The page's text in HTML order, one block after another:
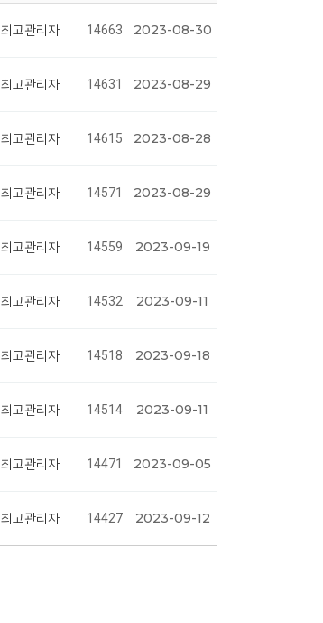
최고관리자 14663 2023-08-30
최고관리자 14631 2023-08-29
최고관리자 14615 2023-08-28
최고관리자 14571 2023-08-29
최고관리자 14559 2023-09-19
최고관리자 14532 2023-09-11
최고관리자 14518 2023-09-18
최고관리자 14514 2023-09-11
최고관리자 14471 2023-09-05
최고관리자 14427 2023-09-12